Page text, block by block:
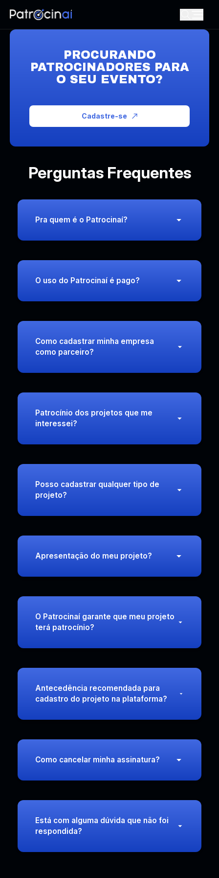
PROCURANDO
PATROCINADORES PARA
O SEU EVENTO?
Cadastre-se
Perguntas Frequentes
Pra quem é o Patrocinaí?
O uso do Patrocinaí é pago?
Como cadastrar minha empresa
como parceiro?
Patrocínio dos projetos que me
interessei?
Posso cadastrar qualquer tipo de
projeto?
Apresentação do meu projeto?
O Patrocinaí garante que meu projeto
terá patrocínio?
Antecedência recomendada para
cadastro do projeto na plataforma?
Como cancelar minha assinatura?
Está com alguma dúvida que não foi
respondida?